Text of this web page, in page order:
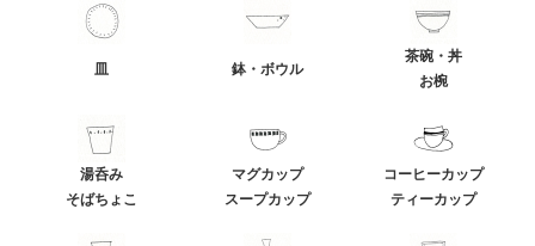
皿 鉢・ボウル
茶碗・丼
お椀
湯呑み
そばちょこ
マグカップ
スープカップ
コーヒーカップ
ティーカップ